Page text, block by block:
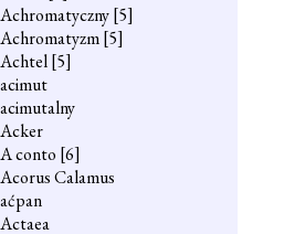
Achromatyczny[5]
Achromatyzm[5]
Achtel[5]
acimut
acimutalny
Acker
A conto [6]
Acorus Calamus
aćpan
Actaea